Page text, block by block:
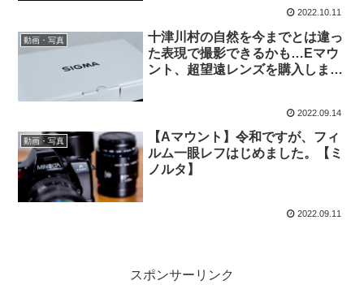
2022.10.11
動画・写真
十津川村の自然を今までとは違っ
た表現で撮影できるかも…Eマウ
ント、超望遠レンズを購入しまし
2022.09.14
動画・写真
【Aマウント】令和ですが、フィ
ルム一眼レフはじめました。【ミ
ノルタ】
2022.09.11
スポンサーリンク